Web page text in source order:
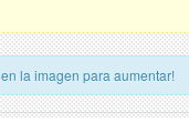
en la imagen para aumentar!